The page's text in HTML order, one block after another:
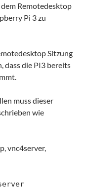
Remotedesktop
Pi 3 zu
Sitzung
dass die PI3 bereits
muss dieser
wie
vnc4server,